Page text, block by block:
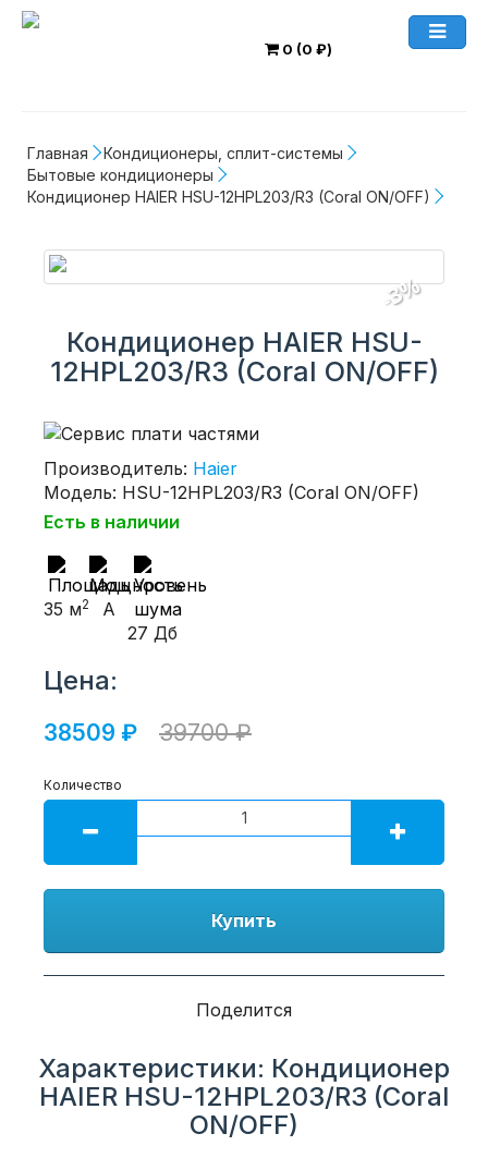
0 (0 ₽)
Главная
Кондиционеры, сплит-системы
Бытовые кондиционеры
Кондиционер HAIER HSU-12HPL203/R3 (Coral ON/OFF)
-3%
Кондиционер HAIER HSU-
12HPL203/R3 (Coral ON/OFF)
Производитель: Haier
Модель: HSU-12HPL203/R3 (Coral ON/OFF)
Есть в наличии
35 м2
A
27 Дб
Цена:
38509 ₽ 39700 ₽
Количество
Купить
Поделится
Характеристики: Кондиционер
HAIER HSU-12HPL203/R3 (Coral
ON/OFF)